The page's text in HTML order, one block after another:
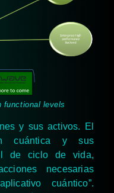
functional levels
y sus activos. El
cuántica y sus
de ciclo de vida,
necesarias
cuántico”.